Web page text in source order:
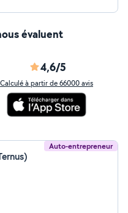
évaluent
4,6/5
Calculé à partir de 66000 avis
Auto-entrepreneur